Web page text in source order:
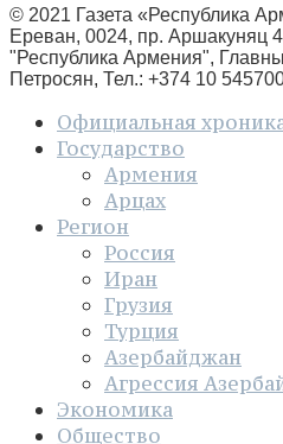
© 2021 Газета «Республика
Ереван, 0024, пр. Аршакуняц
"Республика Армения",
Петросян, Тел.: +374 10
Официальная
Государство
Армения
Арцах
Регион
Россия
Иран
Грузия
Турция
Азербайджан
Агрессия
Экономика
Общество